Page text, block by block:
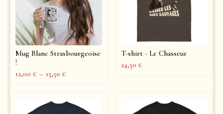
Mug Blanc Strasbourgeoise
!
12,00 € – 15,50 €
T-shirt - Le Chasseur
24,50 €